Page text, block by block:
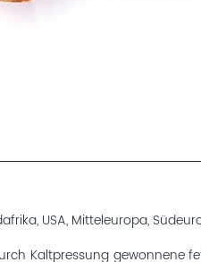
USA, Mitteleuropa,
Kaltpressung gewonnene